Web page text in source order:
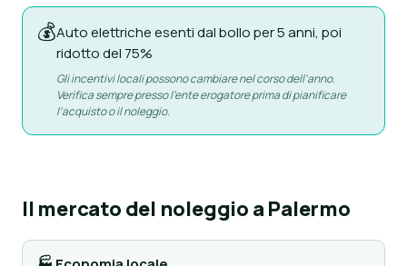
💰Auto elettriche esenti dal bollo per 5 anni, poi
ridotto del 75%
Gli incentivi locali possono cambiare nel corso dell'anno.
Verifica sempre presso l'ente erogatore prima di pianificare
l'acquisto o il noleggio.
Il mercato del noleggio a Palermo